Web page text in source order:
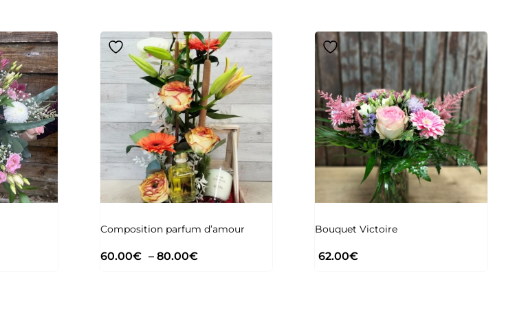
Composition parfum d’amour
60.00€ – 80.00€
Bouquet Victoire
62.00€